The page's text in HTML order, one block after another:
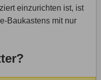
einzurichten ist, ist
Baukastens mit nur